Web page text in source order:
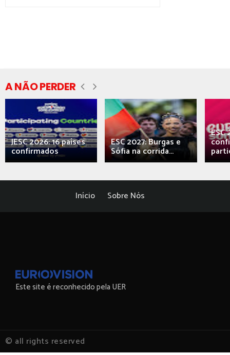
A NÃO PERDER
JESC 2026: 16 países
confirmados
ESC 2027: Burgas e
Sófia na corrida...
ESC
Início Sobre Nós
Este site é reconhecido pela UER
© all rights reserved